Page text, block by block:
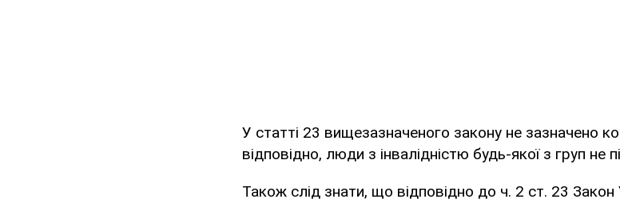
У статті 23 вищезазначеного закону не зазначено
відповідно, люди з інвалідністю будь-якої з груп не
Також слід знати, що відповідно до ч. 2 ст. 23 Закон